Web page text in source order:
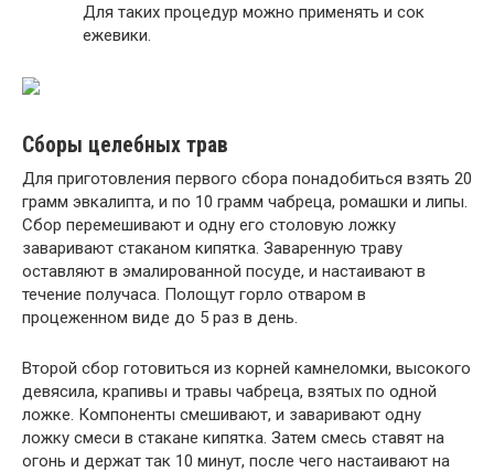
Для таких процедур можно применять и сок
ежевики.
Сборы целебных трав
Для приготовления первого сбора понадобиться взять 20
грамм эвкалипта, и по 10 грамм чабреца, ромашки и липы.
Сбор перемешивают и одну его столовую ложку
заваривают стаканом кипятка. Заваренную траву
оставляют в эмалированной посуде, и настаивают в
течение получаса. Полощут горло отваром в
процеженном виде до 5 раз в день.
Второй сбор готовиться из корней камнеломки, высокого
девясила, крапивы и травы чабреца, взятых по одной
ложке. Компоненты смешивают, и заваривают одну
ложку смеси в стакане кипятка. Затем смесь ставят на
огонь и держат так 10 минут, после чего настаивают на